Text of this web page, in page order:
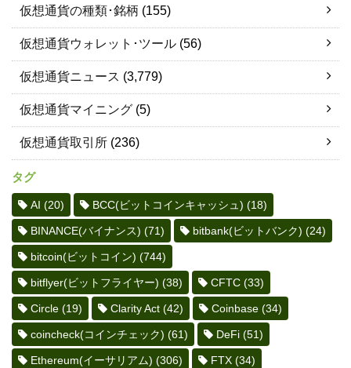
仮想通貨の種類･銘柄 (155)
仮想通貨ウォレット･ツール (56)
仮想通貨ニュース (3,779)
仮想通貨マイニング (5)
仮想通貨取引所 (236)
タグ
AI (20) BCC(ビットコインキャッシュ) (18)
BINANCE(バイナンス) (71) bitbank(ビットバンク) (24)
bitcoin(ビットコイン) (744)
bitflyer(ビットフライヤー) (38) CFTC (33)
Circle (19) Clarity Act (42) Coinbase (34)
coincheck(コインチェック) (61) DeFi (51)
Ethereum(イーサリアム) (306) FTX (34)